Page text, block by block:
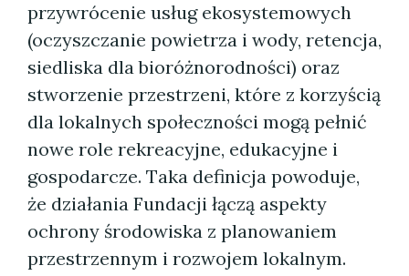
przywrócenie usług ekosystemowych
(oczyszczanie powietrza i wody, retencja,
siedliska dla bioróżnorodności) oraz
stworzenie przestrzeni, które z korzyścią
dla lokalnych społeczności mogą pełnić
nowe role rekreacyjne, edukacyjne i
gospodarcze. Taka definicja powoduje,
że działania Fundacji łączą aspekty
ochrony środowiska z planowaniem
przestrzennym i rozwojem lokalnym.